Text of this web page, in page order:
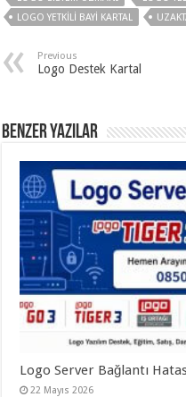
LOGO YETKILI BAYI KARTAL
Previous
Logo Destek Kartal
Benzer Yazılar
Logo Server Bağlantı
22 Mayıs 2026